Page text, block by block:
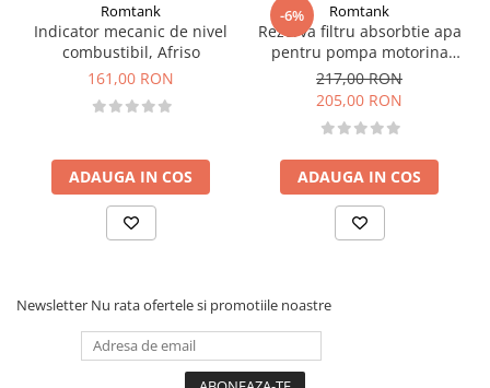
Romtank
Indicator mecanic de nivel
combustibil, Afriso
161,00 RON
ADAUGA IN COS
-6% Romtank
Rezerva filtru absorbtie apa
pentru pompa motorina
CFD 70-30
217,00 RON
205,00 RON
ADAUGA IN COS
Newsletter Nu rata ofertele si promotiile noastre